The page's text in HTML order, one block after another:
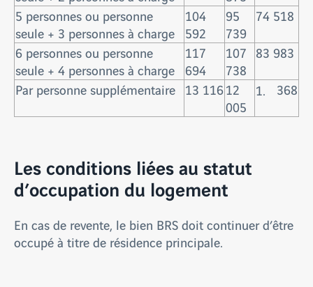
5 personnes ou personne
seule + 3 personnes à charge
104
592
95
739
74 518
6 personnes ou personne
seule + 4 personnes à charge
117
694
107
738
83 983
Par personne supplémentaire 13 11612
005
368
Les conditions liées au statut
d’occupation du logement
En cas de revente, le bien BRS doit continuer d’être
occupé à titre de résidence principale.